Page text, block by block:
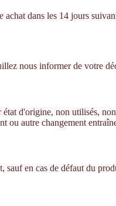
dans les 14 jours
nous informer de votre
d'origine, non utilisés,
ou autre changement
sauf en cas de défaut du